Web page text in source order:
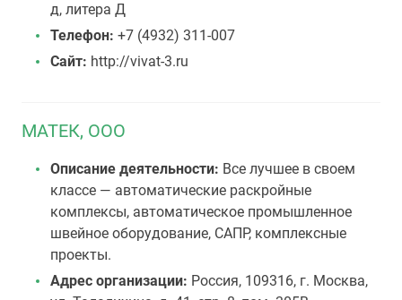
д, литера Д
Телефон: +7 (4932) 311-007
Сайт: http://vivat-3.ru
МАТЕК, ООО
Описание деятельности: Все лучшее в своем
классе — автоматические раскройные
комплексы, автоматическое промышленное
швейное оборудование, САПР, комплексные
проекты.
Адрес организации: Россия, 109316, г. Москва,